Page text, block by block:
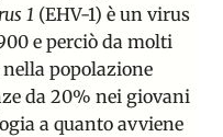
1 (EHV-1) è un virus
e perciò da molti
popolazione
da 20% nei giovani
a quanto avviene